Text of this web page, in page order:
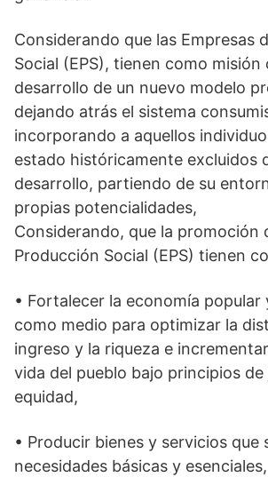
Considerando que las Empresas
Social (EPS), tienen como misión
desarrollo de un nuevo modelo
dejando atrás el sistema
incorporando a aquellos
estado históricamente excluidos
desarrollo, partiendo de su
propias potencialidades,
Considerando, que la promoción
Producción Social (EPS) tienen
• Fortalecer la economía popular
como medio para optimizar la
ingreso y la riqueza e
vida del pueblo bajo principios
equidad,
• Producir bienes y servicios que
necesidades básicas y